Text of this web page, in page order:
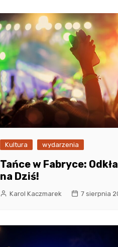
Kultura wydarzenia
Tańce w Fabryce:
na Dziś!
Karol Kaczmarek 7 sierpnia